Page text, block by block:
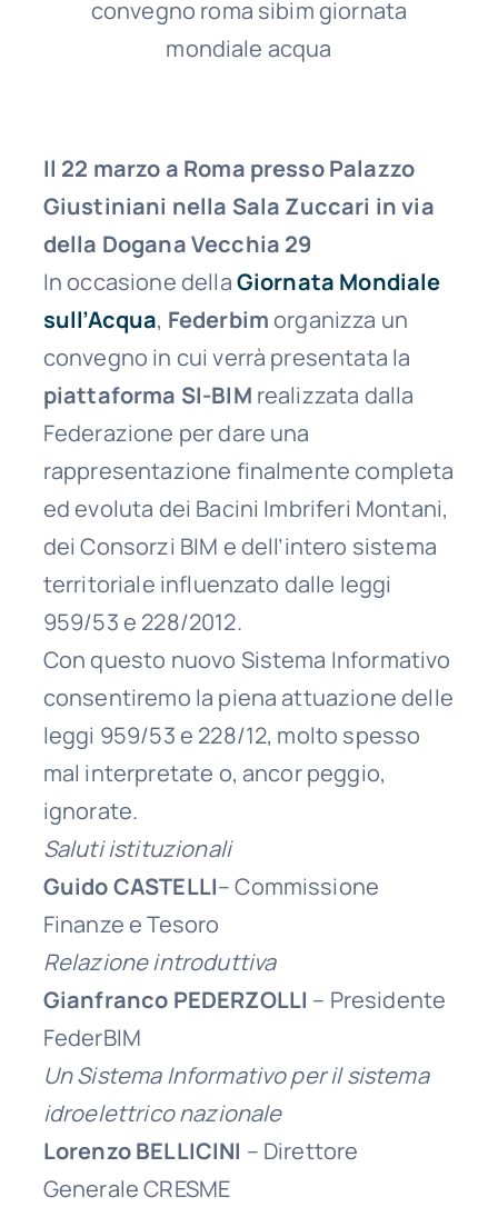
Il 22 marzo a Roma presso Palazzo
Giustiniani nella Sala Zuccari in via
della Dogana Vecchia 29
In occasione dellaGiornata Mondiale
sull’Acqua, Federbimorganizza un
convegno in cui verrà presentata la
piattaforma SI-BIM realizzata dalla
Federazione per dare una
rappresentazione finalmente completa
ed evoluta dei Bacini Imbriferi Montani,
dei Consorzi BIM e dell’intero sistema
territoriale influenzato dalle leggi
959/53 e 228/2012.
Con questo nuovo Sistema Informativo
consentiremo la piena attuazione delle
leggi 959/53 e 228/12, molto spesso
mal interpretate o, ancor peggio,
ignorate.
Saluti istituzionali
Guido CASTELLI– Commissione
Finanze e Tesoro
Relazione introduttiva
Gianfranco PEDERZOLLI – Presidente
FederBIM
Un Sistema Informativo per il sistema
idroelettrico nazionale
Lorenzo BELLICINI – Direttore
Generale CRESME